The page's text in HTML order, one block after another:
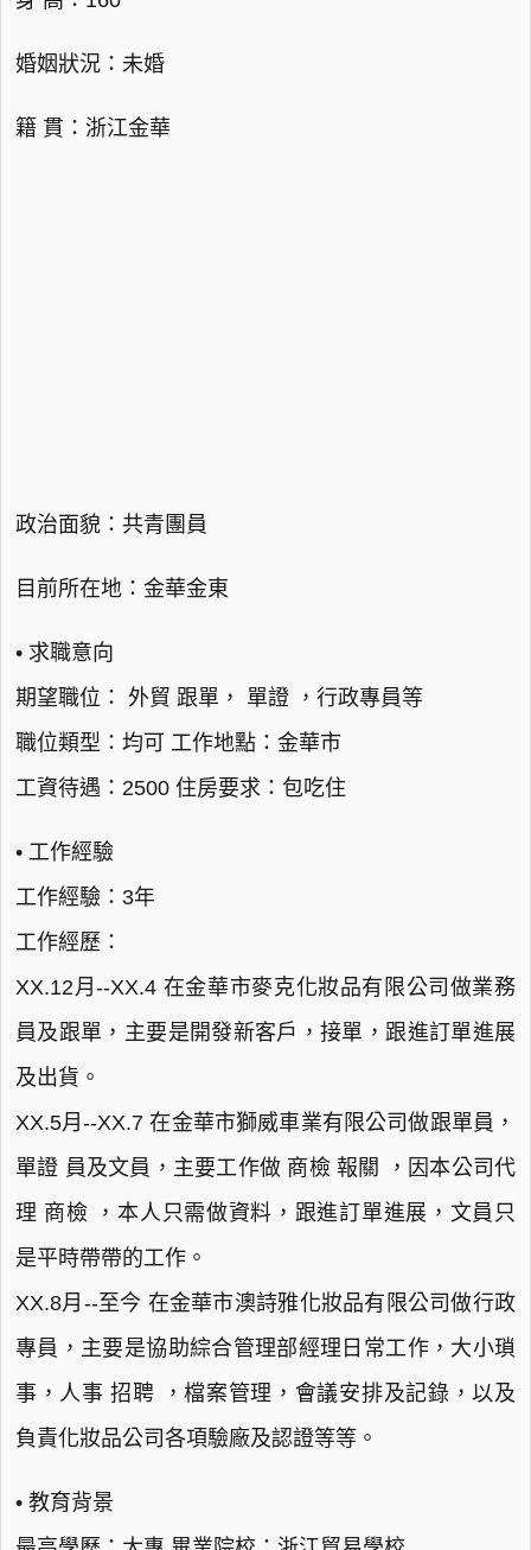
婚姻狀況：未婚
籍 貫：浙江金華
政治面貌：共青團員
目前所在地：金華金東
• 求職意向
期望職位： 外貿 跟單， 單證 ，行政專員等
職位類型：均可 工作地點：金華市
工資待遇：2500 住房要求：包吃住
• 工作經驗
工作經驗：3年
工作經歷：
XX.12月--XX.4 在金華市麥克化妝品有限公司做業務
員及跟單，主要是開發新客戶，接單，跟進訂單進展
及出貨。
XX.5月--XX.7 在金華市獅威車業有限公司做跟單員，
單證 員及文員，主要工作做 商檢 報關 ，因本公司代
理 商檢 ，本人只需做資料，跟進訂單進展，文員只
是平時帶帶的工作。
XX.8月--至今 在金華市澳詩雅化妝品有限公司做行政
專員，主要是協助綜合管理部經理日常工作，大小瑣
事，人事 招聘 ，檔案管理，會議安排及記錄，以及
負責化妝品公司各項驗廠及認證等等。
• 教育背景